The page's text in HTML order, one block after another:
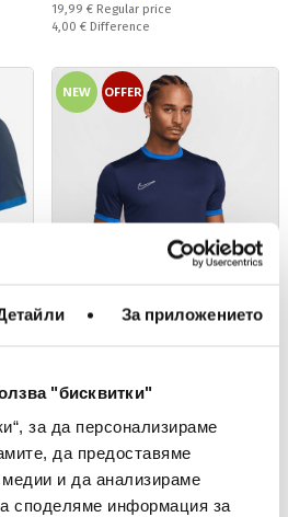
За приложението
"бисквитки"
за да персонализираме
да предоставяме
и да анализираме
споделяме информация за
Regular price:
19,99 € Regular price
Спестявате:
4,00 € Difference
NEW OFFER
NIKE TEAMWEAR
Текуща цена:
19,99 € 39,10 BGN
Regular price:
24,99 €Regular price
Спестявате:
5,00 €Difference